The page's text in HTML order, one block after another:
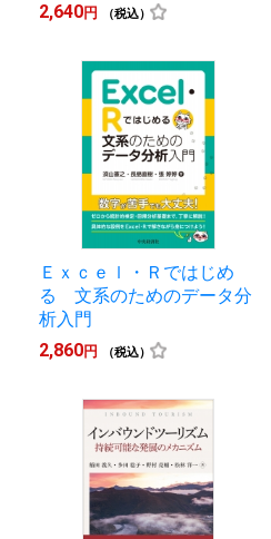
2,640円 （税込）
Ｅｘｃｅｌ・Ｒではじめ
る 文系のためのデータ分
析入門
2,860円 （税込）